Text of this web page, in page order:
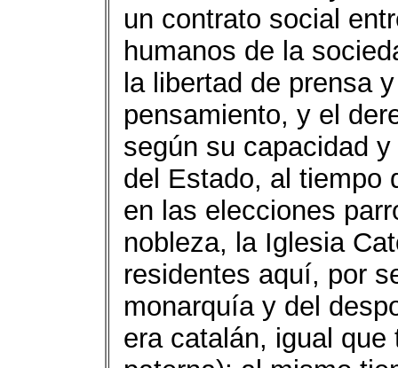
un contrato social
humanos de la
la libertad de prensa
pensamiento, y el
según su capacidad
del Estado, al tiempo
en las elecciones
nobleza, la Iglesia
residentes aquí, por
monarquía y del
era catalán, igual